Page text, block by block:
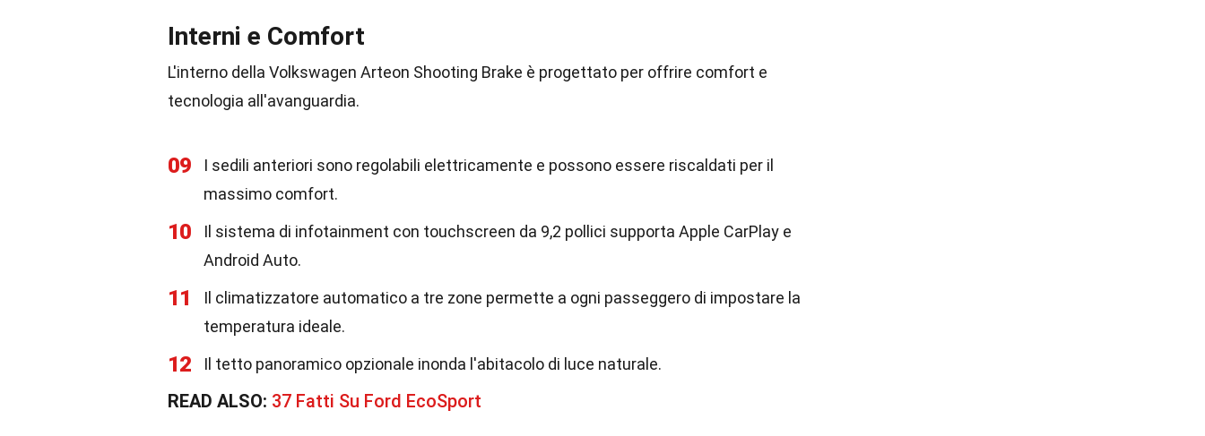
Interni e Comfort
L'interno della Volkswagen Arteon Shooting Brake è progettato per offrire comfort e
tecnologia all'avanguardia.
09
I sedili anteriori sono regolabili elettricamente e possono essere riscaldati per il
massimo comfort.
10
Il sistema di infotainment con touchscreen da 9,2 pollici supporta Apple CarPlay e
Android Auto.
11
Il climatizzatore automatico a tre zone permette a ogni passeggero di impostare la
temperatura ideale.
12 Il tetto panoramico opzionale inonda l'abitacolo di luce naturale.
READ ALSO: 37 Fatti Su Ford EcoSport